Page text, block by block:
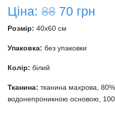
Ціна: 88 70 грн
Розмір: 40x60 см
Упаковка: без упаковки
Колір: білий
Тканина: тканина махрова,
водонепроникною основою,